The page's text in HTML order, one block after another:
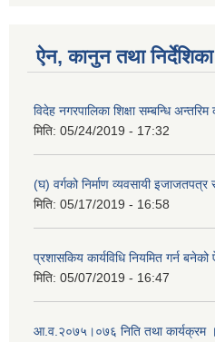
ऐन, कानुन तथा निर्देशिका
विदेह नगरपालिका शिक्षा सम्बन्धि अन्तरिम
मिति: 05/24/2019 - 17:32
(घ) वर्गको निर्माण व्यवसायी इजाजतपत्र
मिति: 05/17/2019 - 16:58
प्रशासकिय कार्यविधि नियमित गर्न
मिति: 05/07/2019 - 16:47
आ.व.२०७५।०७६ निति तथा कार्यक्रम ।